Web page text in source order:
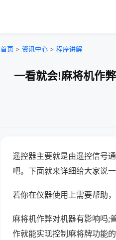
首页 > 资讯中心 > 程序讲解
一看就会!麻将机作
遥控器主要就是由遥控信号
吧。下面就来详细给大家说
若你在仪器使用上需要帮助
麻将机作弊对机器有影响吗;
作就能实现控制麻将牌功能的